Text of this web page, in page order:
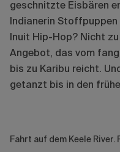
geschnitzte Eisbären
Indianerin
Inuit Hip-Hop? Nicht
Angebot, das vom
bis zu Karibu reicht.
getanzt bis in den
Fahrt auf dem Keele